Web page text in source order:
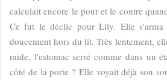
calculait encore le pour et le contre
Ce fut le déclic pour Lily. Elle s'arma
doucement hors du lit. Très lentement,
raide, l'estomac serré comme dans un
côté de la porte ? Elle voyait déjà son